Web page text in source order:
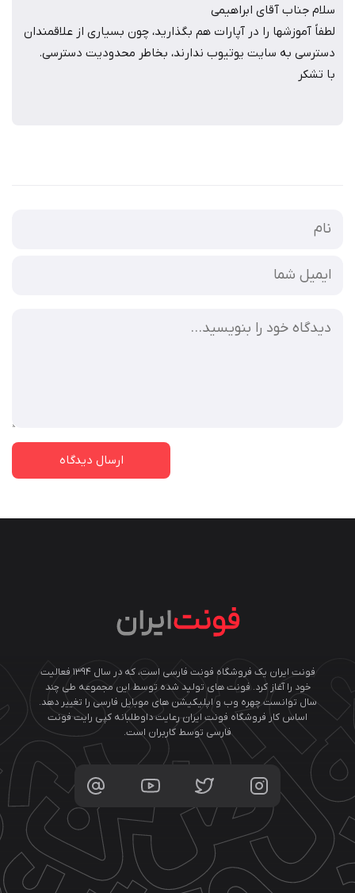
سلام جناب آقای ابراهیمی
لطفاً آموزشها را در آپارات هم بگذارید، چون بسیاری از علاقمندان
دسترسی به سایت یوتیوب ندارند، بخاطر محدودیت دسترسی.
با تشکر
فونت ایران یک فروشگاه فونت فارسی است، که در سال ۱۳۹۴ فعالیت
خود را آغاز کرد. فونت های تولید شده توسط این مجموعه طی چند
سال توانست چهره وب و اپلیکیشن های موبایل فارسی را تغییر دهد.
اساس کار فروشگاه فونت ایران رعایت داوطلبانه کپی رایت فونت
فارسی توسط کاربران است.